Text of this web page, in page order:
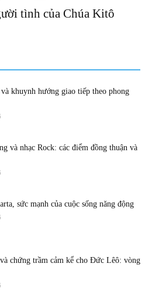
tình của Chúa Kitô
khuynh hướng giao tiếp theo phong
và nhạc Rock: các điểm đồng thuận và
sức mạnh của cuộc sống năng động
chứng trầm cảm kể cho Đức Lêô: vòng